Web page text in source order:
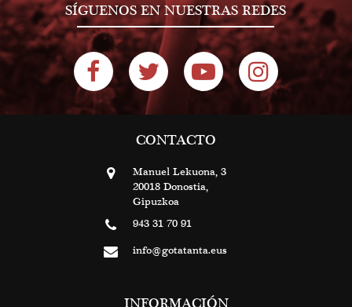
SÍGUENOS EN NUESTRAS REDES
CONTACTO
Manuel Lekuona, 3
20018 Donostia,
Gipuzkoa
943 31 70 91
info@gotatanta.eus